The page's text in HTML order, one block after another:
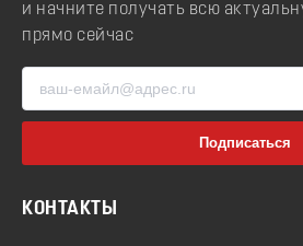
и начните получать всю
прямо сейчас
КОНТАКТЫ